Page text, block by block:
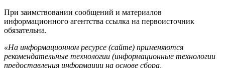
При заимствовании сообщений и материалов
информационного агентства ссылка на первоисточник
обязательна.
«На информационном ресурсе (сайте) применяются
рекомендательные технологии (информационные технологии
предоставления информации на основе сбора,